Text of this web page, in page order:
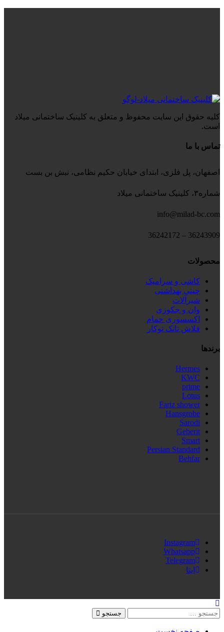
کلیه حقوق این سایت محفوظ و متعلق به کلینیک ساختمانی میلاد
است.
تماس با ما
اصفهان، پل فلزی، ابتدای خیابان حکیم نظامی، نبش بن بست
شماره۳، کلینیک ساختمانی میلاد
info@milad-bc.com
36243909 – 36242172
محصولات
کاشی و سرامیک
چینی بهداشتی
شیرآلات
وان و جکوزی
اکسسوری حمام
فلاش تانک توکار
برندها
Hermes
KWC
prime
Lotus
Fariz shower
Hansgrobe
Sarodi
Geberit
Smart
Persian Standard
Behfar
Instagram
Whatsapp
Telegram
ایتا
جستجو